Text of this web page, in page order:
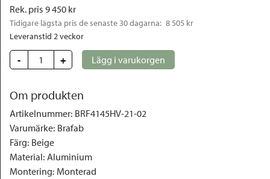
Rek. pris 9 450 kr
Tidigare lägsta pris de senaste 30 dagarna: 8 505 kr
Leveranstid 2 veckor
- + Lägg i varukorgen
Om produkten
Artikelnummer: BRF4145HV-21-02
Varumärke: Brafab
Färg: Beige
Material: Aluminium
Montering: Monterad